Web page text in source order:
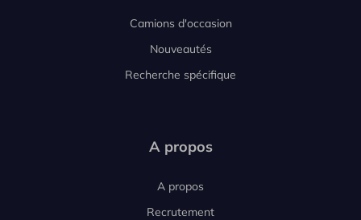
Camions d'occasion
Nouveautés
Recherche spécifique
A propos
A propos
Recrutement